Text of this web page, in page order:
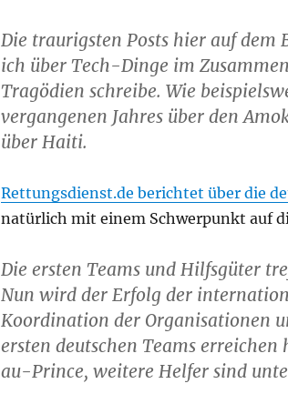
Die traurigsten Posts hier auf dem
ich über Tech-Dinge im
Tragödien schreibe. Wie
vergangenen Jahres über den
über Haiti.
Rettungsdienst.de berichtet über die
natürlich mit einem Schwerpunkt auf
Die ersten Teams und Hilfsgüter
Nun wird der Erfolg der
Koordination der Organisationen
ersten deutschen Teams
au-Prince, weitere Helfer sind